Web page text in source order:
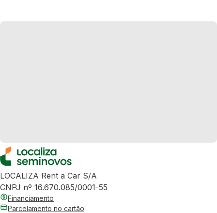
LOCALIZA Rent a Car S/A
CNPJ nº 16.670.085/0001-55
Financiamento
Parcelamento no cartão